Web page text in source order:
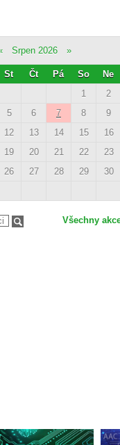
Srpen 2026 »
St Čt Pá So
Ne
1
2
5 6 7 8
9
12 13 14 15
16
19 20 21 22
23
26 27 28 29
30
Všechny